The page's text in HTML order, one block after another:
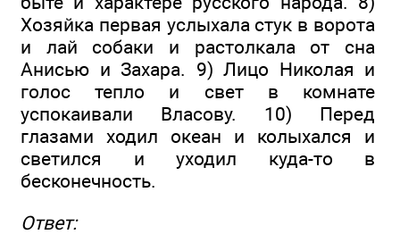
Хозяйка первая услыхала стук в ворота
и лай собаки и растолкала от сна
Анисью и Захара. 9) Ли­цо Николая и
голос тепло и свет в комнате
успокаивали Власову. 10) Перед
глазами ходил океан и колыхался и
светился и уходил куда-то в
бесконечность.
Ответ: